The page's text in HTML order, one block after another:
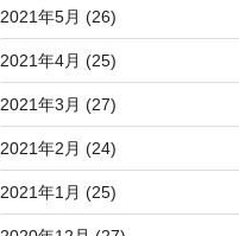
2021年5月 (26)
2021年4月 (25)
2021年3月 (27)
2021年2月 (24)
2021年1月 (25)